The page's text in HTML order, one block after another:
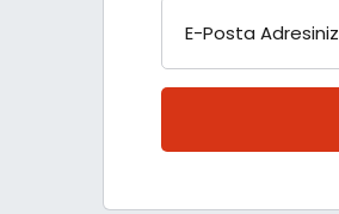
E-Posta Adresiniz